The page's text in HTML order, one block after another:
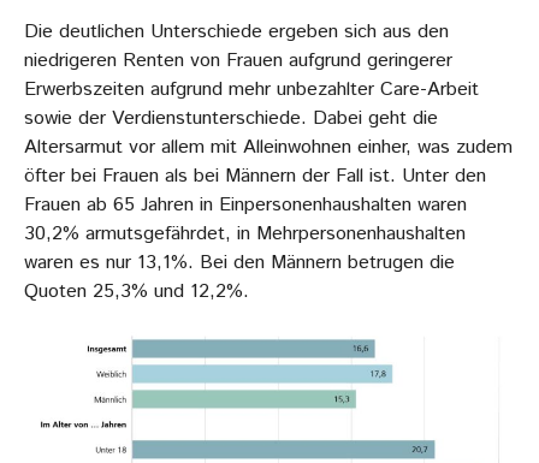
Die deutlichen Unterschiede ergeben sich aus den
niedrigeren Renten von Frauen aufgrund geringerer
Erwerbszeiten aufgrund mehr unbezahlter Care-Arbeit
sowie der Verdienstunterschiede. Dabei geht die
Altersarmut vor allem mit Alleinwohnen einher, was zudem
öfter bei Frauen als bei Männern der Fall ist. Unter den
Frauen ab 65 Jahren in Einpersonenhaushalten waren
30,2% armutsgefährdet, in Mehrpersonenhaushalten
waren es nur 13,1%. Bei den Männern betrugen die
Quoten 25,3% und 12,2%.